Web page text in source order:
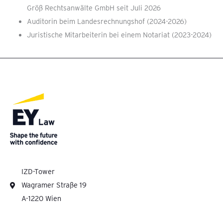
Größ Rechtsanwälte GmbH seit Juli 2026
Auditorin beim Landesrechnungshof (2024-2026)
Juristische Mitarbeiterin bei einem Notariat (2023-2024)
IZD-Tower
Wagramer Straße 19
A-1220 Wien